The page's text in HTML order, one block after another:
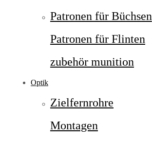
Patronen für Büchsen
Patronen für Flinten
zubehör munition
Optik
Zielfernrohre
Montagen